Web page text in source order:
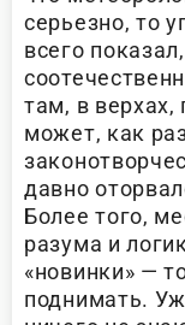
серьезно, то
всего
там, в
может, как
давно
Более того,
разума и
«новинки» —
поднимать.